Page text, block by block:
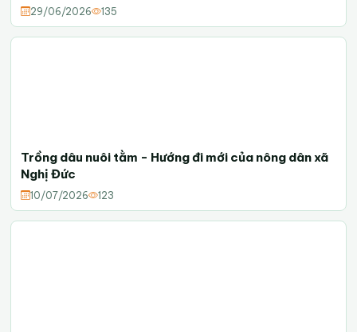
29/06/2026 135
Trồng dâu nuôi tằm - Hướng đi mới của nông dân xã
Nghị Đức
10/07/2026 123